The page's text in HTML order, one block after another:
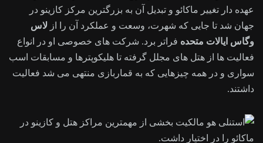
عهده دار تغییر ماکائو و تبدیل آن به بزرگترین مرکز کازینو در
جهان شد تا جایی که شهرت، وسعت و عملکرد آن را از لاس
وگاس ایالات متحده فراتر برد. شرکت های خصوصی او در انواع
فعالیت ها از هتل های مجلل گرفته تا هلیکوپترها و مسابقات اسب
سواری و در همه چیزهایی که به قماربازی منتهی می شد فعالیت
داشتند.